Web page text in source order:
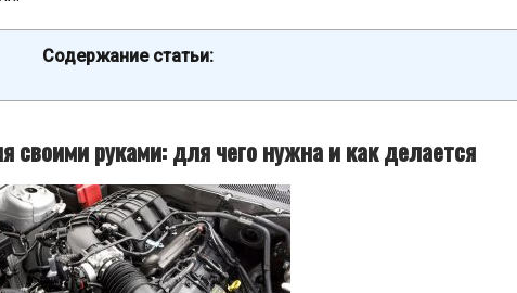
Содержание статьи:
своими руками: для чего нужна и как делается